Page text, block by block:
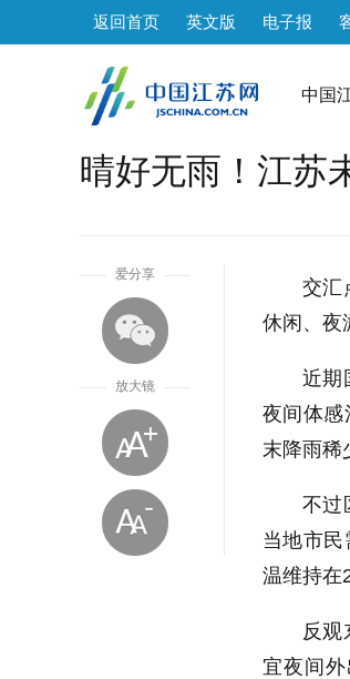
返回首页 英文版 电子报
中国
晴好无雨！江苏
爱分享
放大镜
交汇
休闲、夜
近期
夜间体感
末降雨稀
不过
当地市
温维持在
反观
宜夜间